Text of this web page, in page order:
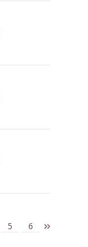
5 6